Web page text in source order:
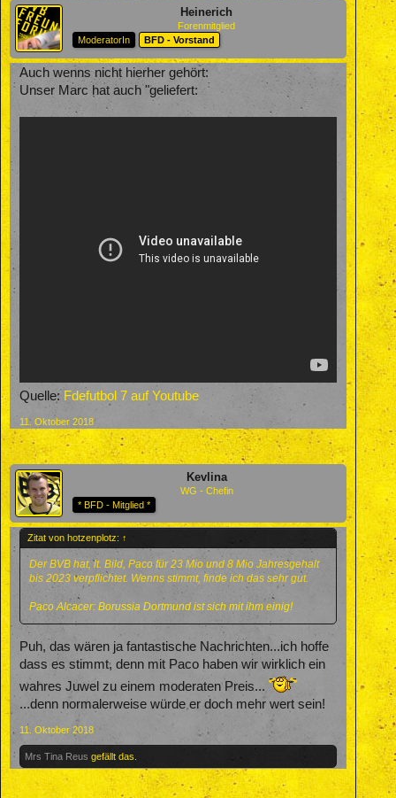
Heinerich
Forenmitglied
ModeratorIn
BFD - Vorstand
Auch wenns nicht hierher gehört:
Unser Marc hat auch "geliefert:
Quelle: Fdefutbol 7 auf Youtube
11. Oktober 2018
Kevlina
WG - Chefin
* BFD - Mitglied *
Zitat von hotzenplotz: ↑
Der BVB hat, lt. Bild, Paco für 23 Mio und 8 Mio Jahresgehalt
bis 2023 verpflichtet. Wenns stimmt, finde ich das sehr gut.
Paco Alcacer: Borussia Dortmund ist sich mit ihm einig!
Puh, das wären ja fantastische Nachrichten...ich hoffe
dass es stimmt, denn mit Paco haben wir wirklich ein
wahres Juwel zu einem moderaten Preis...
...denn normalerweise würde er doch mehr wert sein!
11. Oktober 2018
Mrs Tina Reus gefällt das.